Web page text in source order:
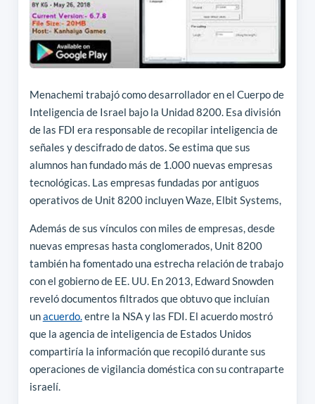
Menachemi trabajó como desarrollador en el Cuerpo de
Inteligencia de Israel bajo la Unidad 8200. Esa división
de las FDI era responsable de recopilar inteligencia de
señales y descifrado de datos. Se estima que sus
alumnos han fundado más de 1.000 nuevas empresas
tecnológicas. Las empresas fundadas por antiguos
operativos de Unit 8200 incluyen Waze, Elbit Systems,
Además de sus vínculos con miles de empresas, desde
nuevas empresas hasta conglomerados, Unit 8200
también ha fomentado una estrecha relación de trabajo
con el gobierno de EE. UU. En 2013, Edward Snowden
reveló documentos filtrados que obtuvo que incluían
unacuerdo.entre la NSA y las FDI. El acuerdo mostró
que la agencia de inteligencia de Estados Unidos
compartiría la información que recopiló durante sus
operaciones de vigilancia doméstica con su contraparte
israelí.